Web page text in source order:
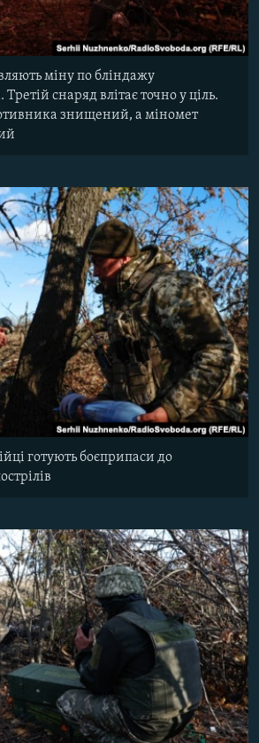
міну по бліндажу
снаряд влітає точно у ціль.
знищений, а міномет
готують боєприпаси до